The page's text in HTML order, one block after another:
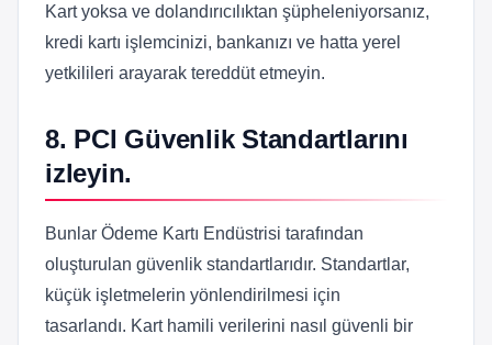
Kart yoksa ve dolandırıcılıktan şüpheleniyorsanız,
kredi kartı işlemcinizi, bankanızı ve hatta yerel
yetkilileri arayarak tereddüt etmeyin.
8. PCI Güvenlik Standartlarını
izleyin.
Bunlar Ödeme Kartı Endüstrisi tarafından
oluşturulan güvenlik standartlarıdır. Standartlar,
küçük işletmelerin yönlendirilmesi için
tasarlandı. Kart hamili verilerini nasıl güvenli bir